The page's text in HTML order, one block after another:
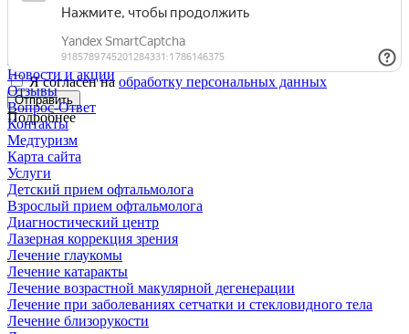
Я согласен на обработку персональных данных
Отправить
Подробнее
Областной офтальмологический диспансер
Государственное автономное учреждение здравоохранения
Тюменской области
Новости и акции
Отзывы
Вопрос-Ответ
Контакты
Медтуризм
Карта сайта
Услуги
Детский прием офтальмолога
Взрослый прием офтальмолога
Диагностический центр
Лазерная коррекция зрения
Лечение глаукомы
Лечение катаракты
Лечение возрастной макулярной дегенерации
Лечение при заболеваниях сетчатки и стекловидного тела
Лечение близорукости